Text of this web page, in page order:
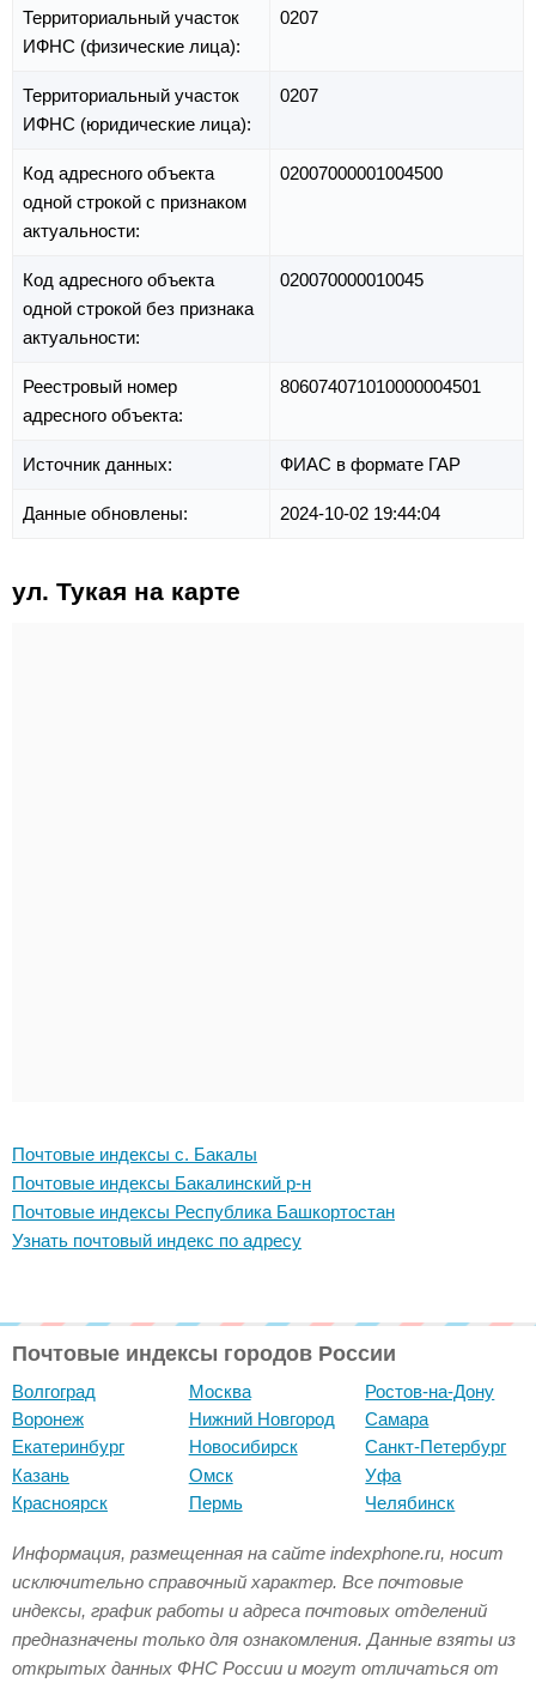
Территориальный участок
ИФНС (физические лица):
0207
Территориальный участок
ИФНС (юридические лица):
0207
Код адресного объекта
одной строкой с признаком
актуальности:
02007000001004500
Код адресного объекта
одной строкой без признака
актуальности:
020070000010045
Реестровый номер
адресного объекта:
806074071010000004501
Источник данных: ФИАС в формате ГАР
Данные обновлены: 2024-10-02 19:44:04
ул. Тукая на карте
Почтовые индексы с. Бакалы
Почтовые индексы Бакалинский р-н
Почтовые индексы Республика Башкортостан
Узнать почтовый индекс по адресу
Почтовые индексы городов России
Волгоград
Воронеж
Екатеринбург
Казань
Красноярск
Москва
Нижний Новгород
Новосибирск
Омск
Пермь
Ростов-на-Дону
Самара
Санкт-Петербург
Уфа
Челябинск
Информация, размещенная на сайте indexphone.ru, носит
исключительно справочный характер. Все почтовые
индексы, график работы и адреса почтовых отделений
предназначены только для ознакомления. Данные взяты из
открытых данных ФНС России и могут отличаться от